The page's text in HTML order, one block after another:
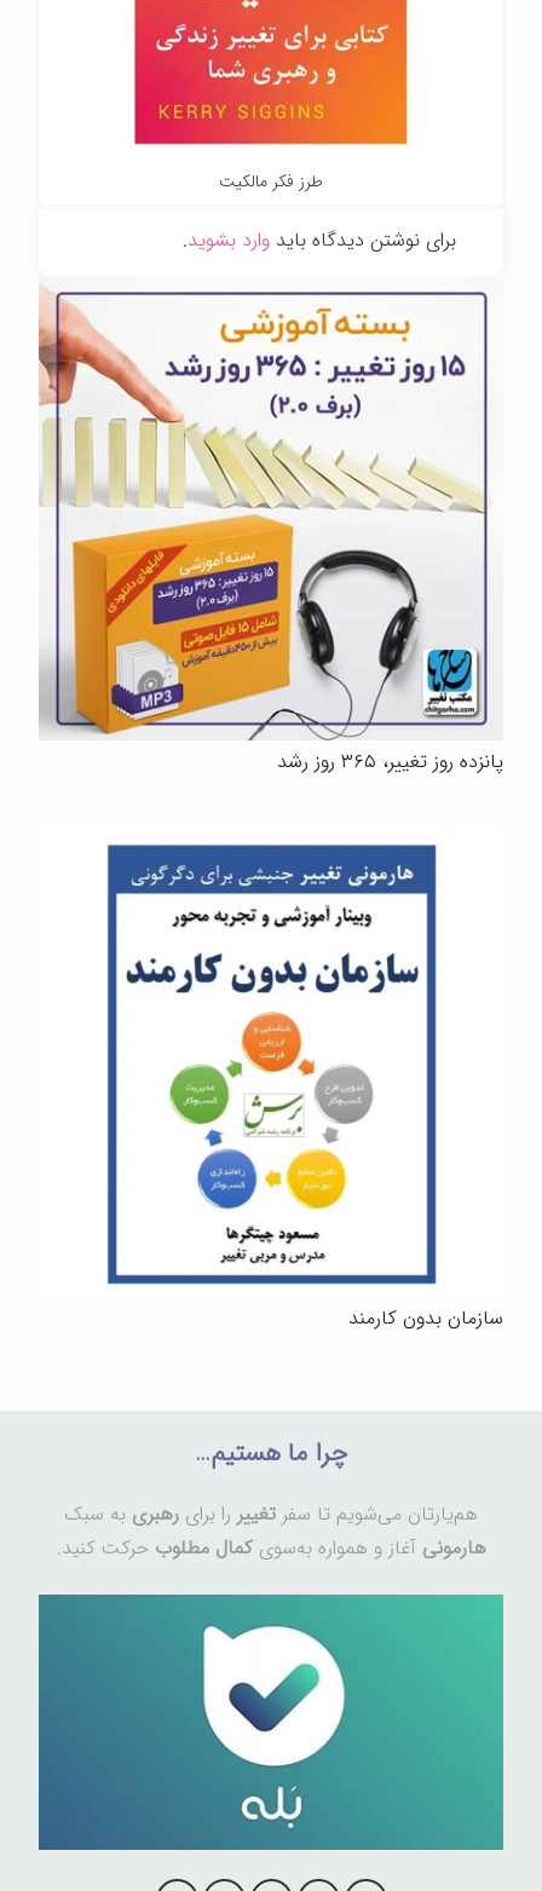
طرز فکر مالکیت
برای نوشتن دیدگاه باید وارد بشوید.
پانزده روز تغییر، ۳۶۵ روز رشد
سازمان بدون کارمند
چرا ما هستیم…
هم‌یارتان می‌شویم تا سفر تغییر را برای رهبری به سبک
هارمونی آغاز و همواره به‌سوی کمال مطلوب حرکت کنید.